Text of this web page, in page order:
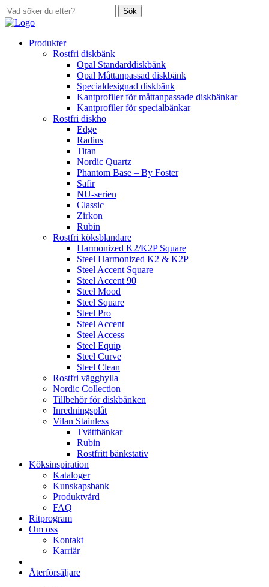
Sök
Produkter
Rostfri diskbänk
Opal Standarddiskbänk
Opal Måttanpassad diskbänk
Specialdesignad diskbänk
Kantprofiler för måttanpassade diskbänkar
Kantprofiler för specialbänkar
Rostfri diskho
Edge
Radius
Titan
Nordic Quartz
Phantom Base – By Foster
Safir
NU-serien
Classic
Zirkon
Rubin
Rostfri köksblandare
Harmonized K2/K2P Square
Steel Harmonized K2 & K2P
Steel Accent Square
Steel Accent 90
Steel Mood
Steel Square
Steel Pro
Steel Accent
Steel Access
Steel Equip
Steel Curve
Steel Clean
Rostfri vägghylla
Nordic Collection
Tillbehör för diskbänken
Inredningsplåt
Vilan Stainless
Tvättbänkar
Rubin
Rostfritt bänkstativ
Köksinspiration
Kataloger
Kunskapsbank
Produktvård
FAQ
Ritprogram
Om oss
Kontakt
Karriär
Återförsäljare